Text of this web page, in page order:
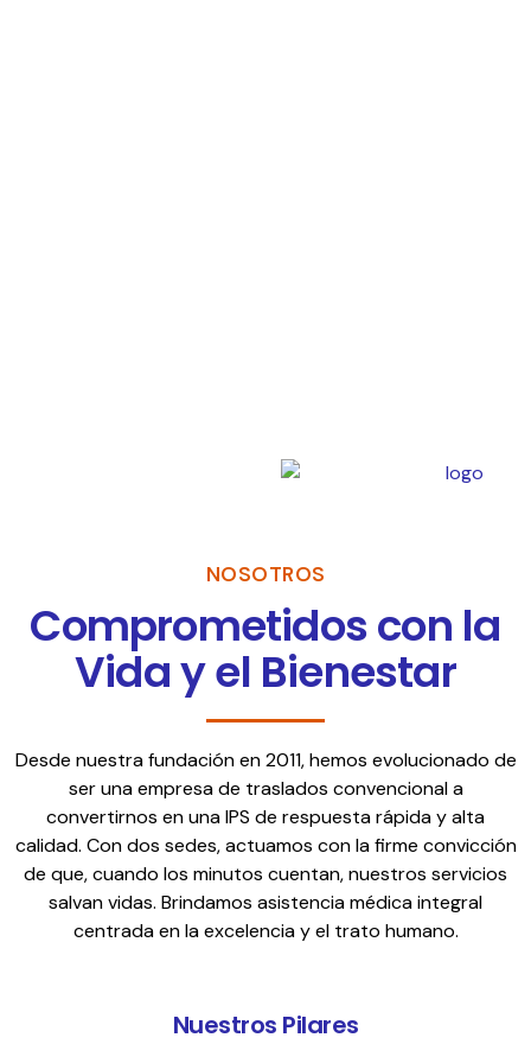
NOSOTROS
Comprometidos con la
Vida y el Bienestar
Desde nuestra fundación en 2011, hemos evolucionado de
ser una empresa de traslados convencional a
convertirnos en una IPS de respuesta rápida y alta
calidad. Con dos sedes, actuamos con la firme convicción
de que, cuando los minutos cuentan, nuestros servicios
salvan vidas. Brindamos asistencia médica integral
centrada en la excelencia y el trato humano.
Nuestros Pilares